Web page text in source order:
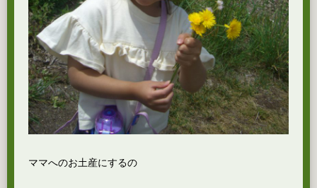
ママへのお土産にするの